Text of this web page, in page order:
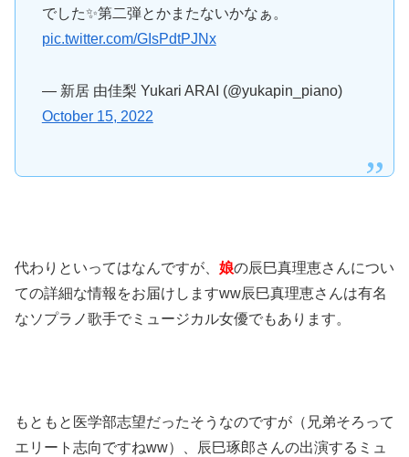
でした✨第二弾とかまたないかなぁ。
pic.twitter.com/GIsPdtPJNx
— 新居 由佳梨 Yukari ARAI (@yukapin_piano)
October 15, 2022
代わりといってはなんですが、 娘の辰巳真理恵さんについ
ての詳細な情報をお届けしますww辰巳真理恵さんは有名
なソプラノ歌手でミュージカル女優でもあります。
もともと医学部志望だったそうなのですが（兄弟そろって
エリート志向ですねww）、辰巳琢郎さんの出演するミュ